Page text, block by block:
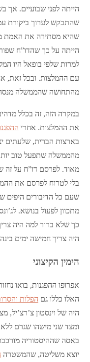
הייתה לפני שבועיים. אך
שהתבקש לערוך ביקורת
שהיא מסתירה את האמת
הייתה על כך שהדו”ח
למרות שלפי בופאל היו
עם ההמלצות. ובכל זאת,
מהתחושה שהממשלה
במקרה הזה, זה בכלל
את ההמלצות. אחרי
בארצות הברית, שלעתים
מהממשלה שתפעל טוב
מאוד. לפרסם דו”ח על זה
בלי לטרוח לפרסם את
שעם כל הדיבורים היפים
מתכוון לפעול בנושא.
כך שלא ברור למה היה
היה צריך חמישה ימים
הימין הקיצוני
אפרופו ההפגנות, בואו
האלו כללו גם הפלות
היה של וינסטון צ’רצ’יל,
ומצד שני מישהו שגרם
באסה שההיסטוריה
יוצא משליטה, שהמשטרה